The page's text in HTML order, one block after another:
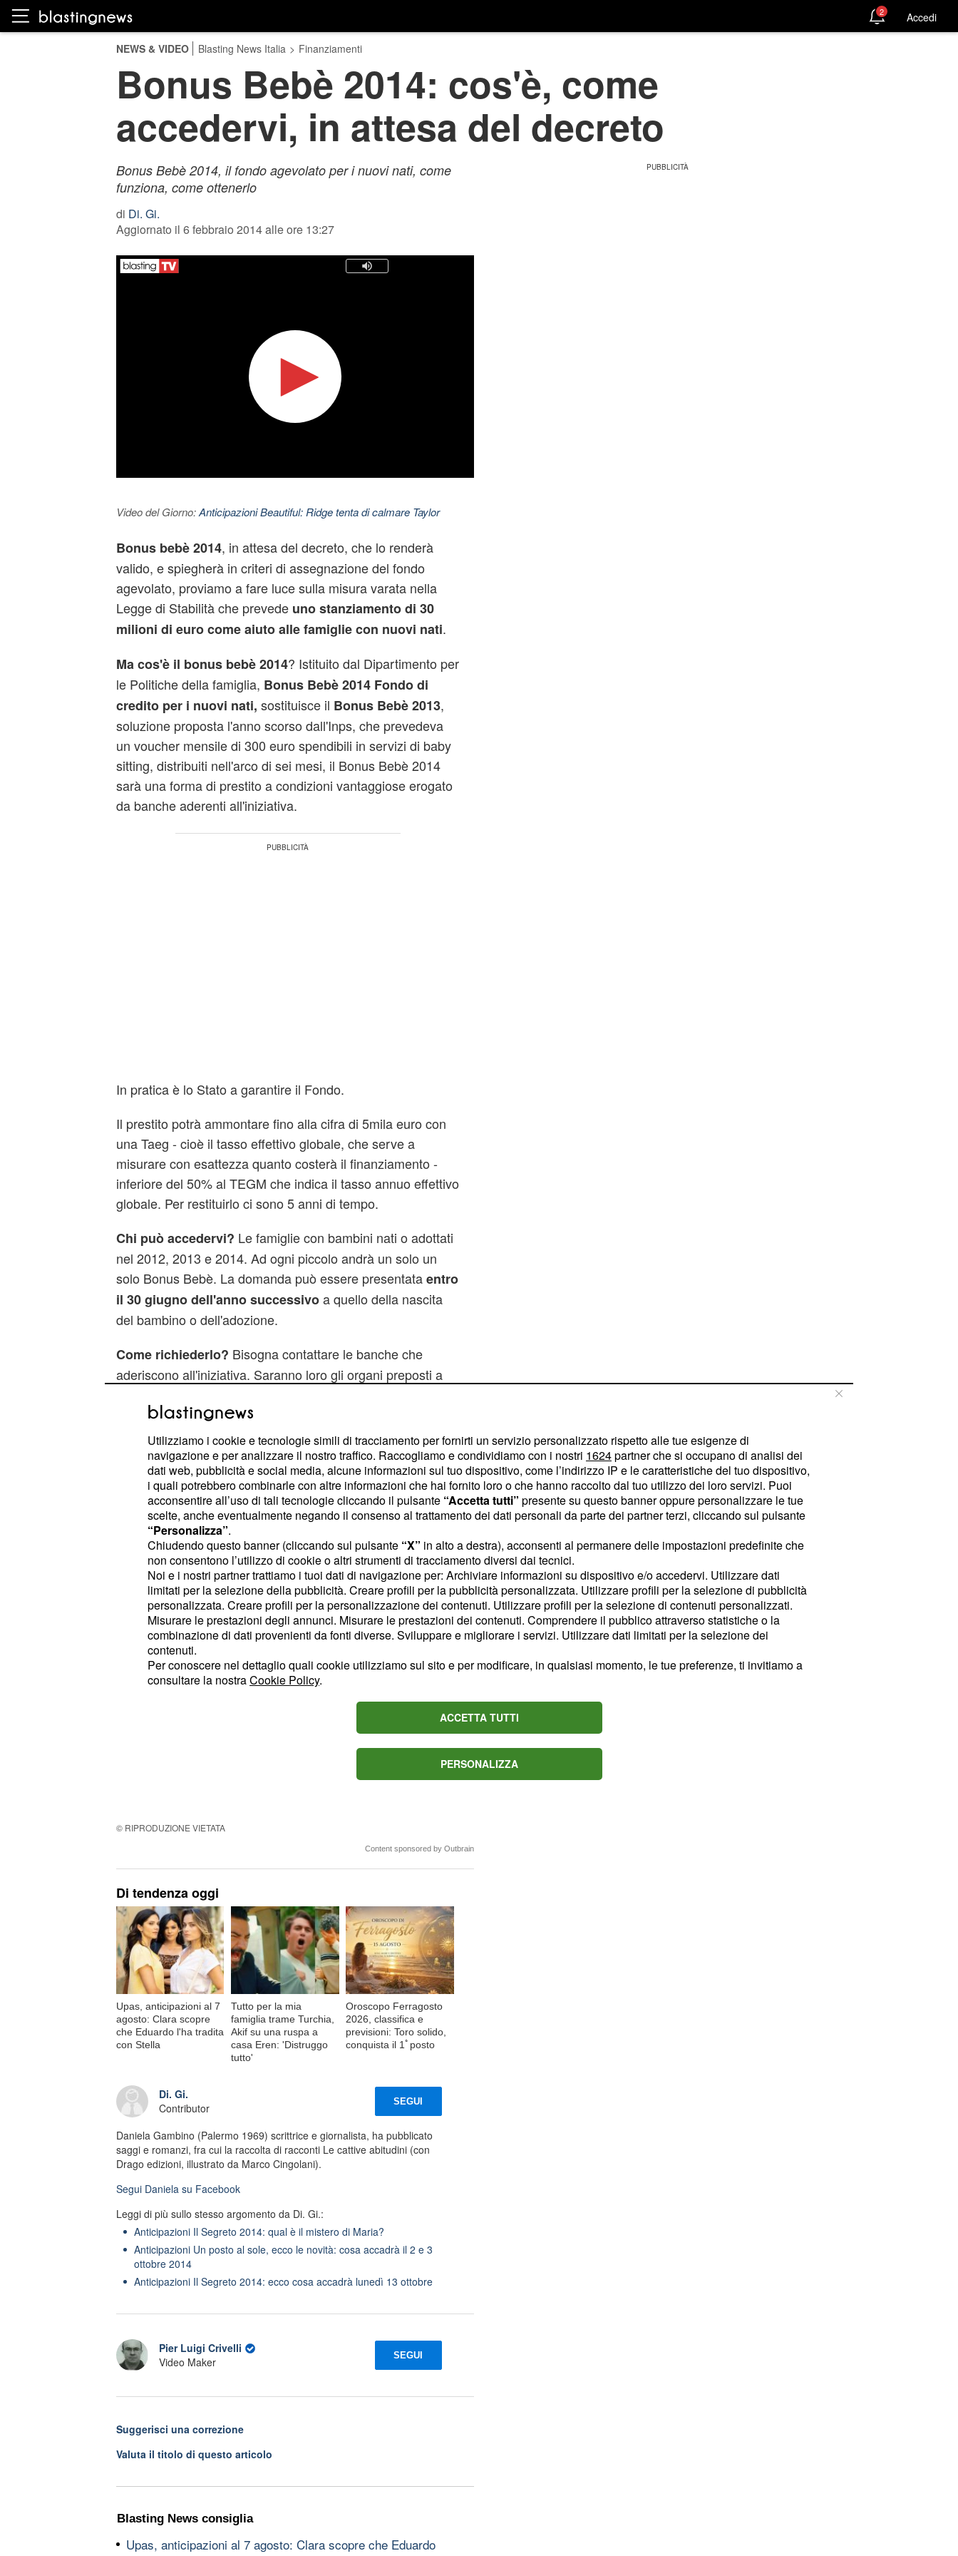
2 Accedi
NEWS & VIDEO Blasting News Italia > Finanziamenti
Bonus Bebè 2014: cos'è, come
accedervi, in attesa del decreto
Bonus Bebè 2014, il fondo agevolato per i nuovi nati, come
funziona, come ottenerlo
di Di. Gi.
Aggiornato il 6 febbraio 2014 alle ore 13:27
Video del Giorno:Anticipazioni Beautiful: Ridge tenta di calmare Taylor
Bonus bebè 2014, in attesa del decreto, che lo renderà
valido, e spiegherà in criteri di assegnazione del fondo
agevolato, proviamo a fare luce sulla misura varata nella
Legge di Stabilità che prevede uno stanziamento di 30
milioni di euro come aiuto alle famiglie con nuovi nati.
Ma cos'è il bonus bebè 2014? Istituito dal Dipartimento per
le Politiche della famiglia, Bonus Bebè 2014 Fondo di
credito per i nuovi nati, sostituisce il Bonus Bebè 2013,
soluzione proposta l'anno scorso dall'Inps, che prevedeva
un voucher mensile di 300 euro spendibili in servizi di baby
sitting, distribuiti nell'arco di sei mesi, il Bonus Bebè 2014
sarà una forma di prestito a condizioni vantaggiose erogato
da banche aderenti all'iniziativa.
In pratica è lo Stato a garantire il Fondo.
Il prestito potrà ammontare fino alla cifra di 5mila euro con
una Taeg - cioè il tasso effettivo globale, che serve a
misurare con esattezza quanto costerà il finanziamento -
inferiore del 50% al TEGM che indica il tasso annuo effettivo
globale. Per restituirlo ci sono 5 anni di tempo.
Chi può accedervi? Le famiglie con bambini nati o adottati
nel 2012, 2013 e 2014. Ad ogni piccolo andrà un solo un
solo Bonus Bebè. La domanda può essere presentataentro
il 30 giugno dell'anno successivoa quello della nascita
del bambino o dell'adozione.
Come richiederlo? Bisogna contattare le banche che
aderiscono all'iniziativa. Saranno loro gli organi preposti a
amministrativo per l'assegnazione.
Si compila direttamente presso le banche l'apposito modulo,
autocertificazione. La lista delle banche si può consultare
trattando l'argomento specifica di prendere ancora in carica,
© RIPRODUZIONE VIETATA
Content sponsored by Outbrain
Di tendenza oggi
Upas, anticipazioni al 7
agosto: Clara scopre
che Eduardo l'ha tradita
con Stella
Tutto per la mia
famiglia trame Turchia,
Akif su una ruspa a
casa Eren: 'Distruggo
tutto'
Oroscopo Ferragosto
2026, classifica e
previsioni: Toro solido,
conquista il 1ﾟposto
Di. Gi.
Contributor
SEGUI
Daniela Gambino (Palermo 1969) scrittrice e giornalista, ha pubblicato
saggi e romanzi, fra cui la raccolta di racconti Le cattive abitudini (con
Drago edizioni, illustrato da Marco Cingolani).
Segui Daniela su Facebook
Leggi di più sullo stesso argomento da Di. Gi.:
Anticipazioni Il Segreto 2014: qual è il mistero di Maria?
Anticipazioni Un posto al sole, ecco le novità: cosa accadrà il 2 e 3
ottobre 2014
Anticipazioni Il Segreto 2014: ecco cosa accadrà lunedì 13 ottobre
Pier Luigi Crivelli
Video Maker
SEGUI
Suggerisci una correzione
Valuta il titolo di questo articolo
Blasting News consiglia
Upas, anticipazioni al 7 agosto: Clara scopre che Eduardo
Utilizziamo i cookie e tecnologie simili di tracciamento per fornirti un servizio personalizzato rispetto alle tue esigenze di
navigazione e per analizzare il nostro traffico. Raccogliamo e condividiamo con i nostri 1624partner che si occupano di analisi dei
dati web, pubblicità e social media, alcune informazioni sul tuo dispositivo, come l’indirizzo IP e le caratteristiche del tuo dispositivo,
i quali potrebbero combinarle con altre informazioni che hai fornito loro o che hanno raccolto dal tuo utilizzo dei loro servizi. Puoi
acconsentire all’uso di tali tecnologie cliccando il pulsante “Accetta tutti” presente su questo banner oppure personalizzare le tue
scelte, anche eventualmente negando il consenso al trattamento dei dati personali da parte dei partner terzi, cliccando sul pulsante
“Personalizza”.
Chiudendo questo banner (cliccando sul pulsante “X” in alto a destra), acconsenti al permanere delle impostazioni predefinite che
non consentono l’utilizzo di cookie o altri strumenti di tracciamento diversi dai tecnici.
Noi e i nostri partner trattiamo i tuoi dati di navigazione per: Archiviare informazioni su dispositivo e/o accedervi. Utilizzare dati
limitati per la selezione della pubblicità. Creare profili per la pubblicità personalizzata. Utilizzare profili per la selezione di pubblicità
personalizzata. Creare profili per la personalizzazione dei contenuti. Utilizzare profili per la selezione di contenuti personalizzati.
Misurare le prestazioni degli annunci. Misurare le prestazioni dei contenuti. Comprendere il pubblico attraverso statistiche o la
combinazione di dati provenienti da fonti diverse. Sviluppare e migliorare i servizi. Utilizzare dati limitati per la selezione dei
contenuti.
Per conoscere nel dettaglio quali cookie utilizziamo sul sito e per modificare, in qualsiasi momento, le tue preferenze, ti invitiamo a
consultare la nostraCookie Policy.
ACCETTA TUTTI
PERSONALIZZA